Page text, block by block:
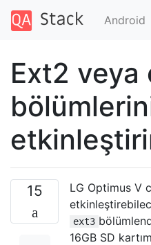
Android
Ext2 veya
15
LG Optimus V
ext3
16GB SD